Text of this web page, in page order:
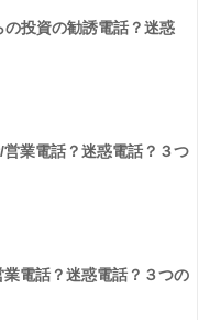
投資の勧誘電話？迷惑
業電話？迷惑電話？３つ
電話？迷惑電話？３つの